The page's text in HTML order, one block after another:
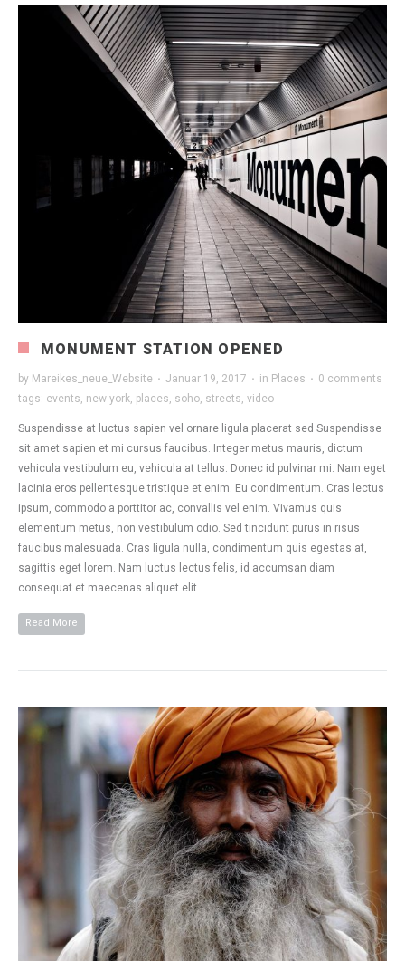
MONUMENT STATION OPENED
by Mareikes_neue_Website · Januar 19, 2017 · in Places · 0 comments
tags: events, new york, places, soho, streets, video
Suspendisse at luctus sapien vel ornare ligula placerat sed Suspendisse
sit amet sapien et mi cursus faucibus. Integer metus mauris, dictum
vehicula vestibulum eu, vehicula at tellus. Donec id pulvinar mi. Nam eget
lacinia eros pellentesque tristique et enim. Eu condimentum. Cras lectus
ipsum, commodo a porttitor ac, convallis vel enim. Vivamus quis
elementum metus, non vestibulum odio. Sed tincidunt purus in risus
faucibus malesuada. Cras ligula nulla, condimentum quis egestas at,
sagittis eget lorem. Nam luctus lectus felis, id accumsan diam
consequat et maecenas aliquet elit.
Read More